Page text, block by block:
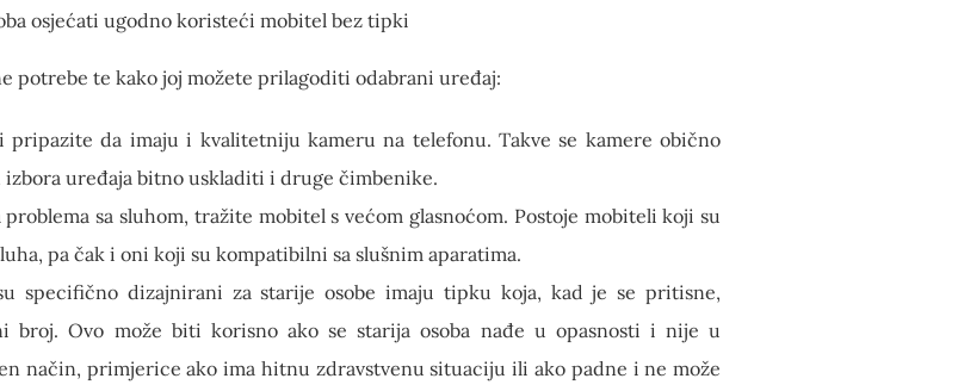
osjećati ugodno koristeći mobitel bez tipki
potrebe te kako joj možete prilagoditi odabrani uređaj:
pripazite da imaju i kvalitetniju kameru na telefonu. Takve se kamere obično
uređaja bitno uskladiti i druge čimbenike.
sa sluhom, tražite mobitel s većom glasnoćom. Postoje mobiteli koji su
pa čak i oni koji su kompatibilni sa slušnim aparatima.
specifično dizajnirani za starije osobe imaju tipku koja, kad je se pritisne,
broj. Ovo može biti korisno ako se starija osoba nađe u opasnosti i nije u
način, primjerice ako ima hitnu zdravstvenu situaciju ili ako padne i ne može